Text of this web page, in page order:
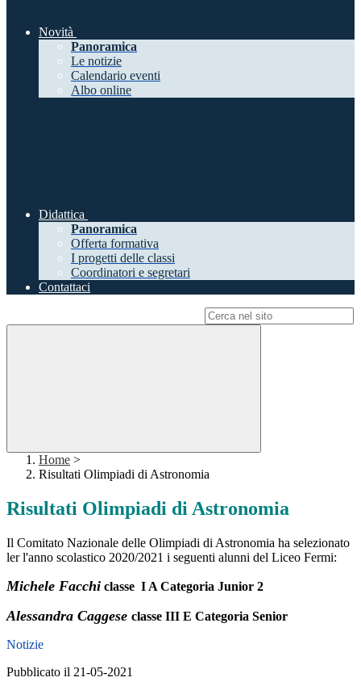
Novità
Panoramica
Le notizie
Calendario eventi
Albo online
Didattica
Panoramica
Offerta formativa
I progetti delle classi
Coordinatori e segretari
Contattaci
Home >
Risultati Olimpiadi di Astronomia
Risultati Olimpiadi di Astronomia
Il Comitato Nazionale delle Olimpiadi di Astronomia ha selezionato
ler l'anno scolastico 2020/2021 i seguenti alunni del Liceo Fermi:
Michele Facchi classe I A Categoria Junior 2
Alessandra Caggese classe III E Categoria Senior
Notizie
Pubblicato il 21-05-2021